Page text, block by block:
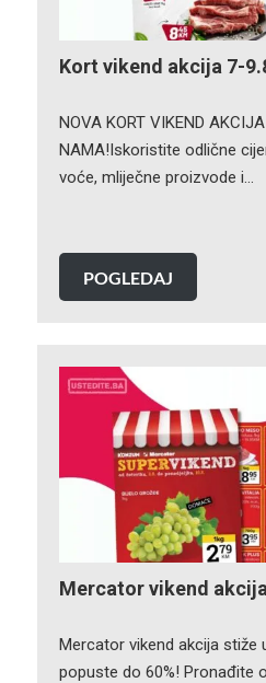
Kort vikend akcija 7-
NOVA KORT VIKEND
NAMA!Iskoristite odlične
voće, mliječne proizvode i…
POGLEDAJ
Mercator vikend
Mercator vikend akcija stiže
popuste do 60%! Pronađite